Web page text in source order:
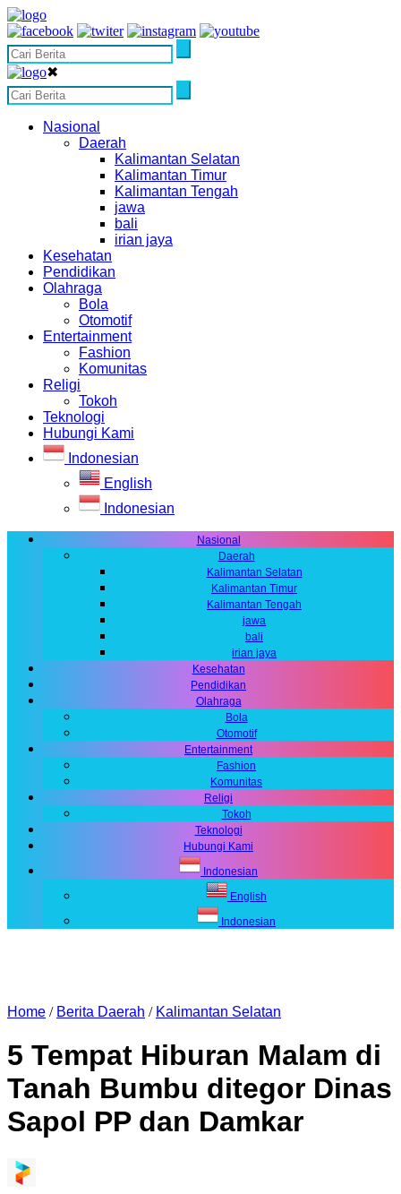
✖
Nasional
Daerah
Kalimantan Selatan
Kalimantan Timur
Kalimantan Tengah
jawa
bali
irian jaya
Kesehatan
Pendidikan
Olahraga
Bola
Otomotif
Entertainment
Fashion
Komunitas
Religi
Tokoh
Teknologi
Hubungi Kami
Indonesian
English
Indonesian
Nasional
Daerah
Kalimantan Selatan
Kalimantan Timur
Kalimantan Tengah
jawa
bali
irian jaya
Kesehatan
Pendidikan
Olahraga
Bola
Otomotif
Entertainment
Fashion
Komunitas
Religi
Tokoh
Teknologi
Hubungi Kami
Indonesian
English
Indonesian
Home / Berita Daerah / Kalimantan Selatan
5 Tempat Hiburan Malam di
Tanah Bumbu ditegor Dinas
Sapol PP dan Damkar